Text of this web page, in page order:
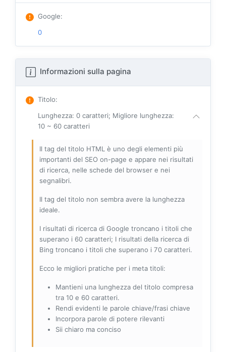
Google:
0
Informazioni sulla pagina
Titolo:
Lunghezza: 0 caratteri; Migliore lunghezza:
10 ~ 60 caratteri
Il tag del titolo HTML è uno degli elementi più
importanti del SEO on-page e appare nei risultati
di ricerca, nelle schede del browser e nei
segnalibri.
Il tag del titolo non sembra avere la lunghezza
ideale.
I risultati di ricerca di Google troncano i titoli che
superano i 60 caratteri; I risultati della ricerca di
Bing troncano i titoli che superano i 70 caratteri.
Ecco le migliori pratiche per i meta titoli:
Mantieni una lunghezza del titolo compresa
tra 10 e 60 caratteri.
Rendi evidenti le parole chiave/frasi chiave
Incorpora parole di potere rilevanti
Sii chiaro ma conciso